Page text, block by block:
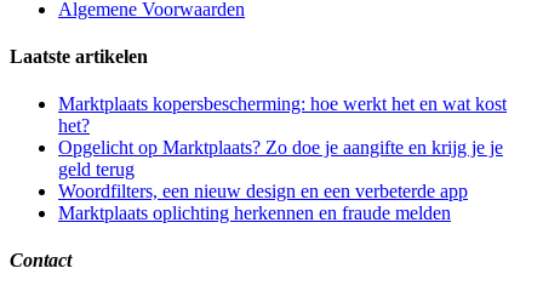
Algemene Voorwaarden
Laatste artikelen
Marktplaats kopersbescherming: hoe werkt het en wat kost
het?
Opgelicht op Marktplaats? Zo doe je aangifte en krijg je je
geld terug
Woordfilters, een nieuw design en een verbeterde app
Marktplaats oplichting herkennen en fraude melden
Contact